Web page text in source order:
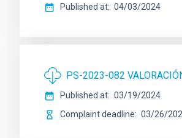
Published at 04/03/2024
PS-2023-082
Published at
03/19/2024
Complaint deadline
03/26/